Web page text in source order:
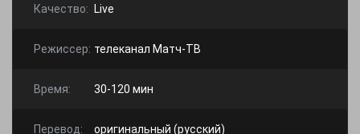
Качество: Live
Режиссер: телеканал Матч-ТВ
Время: 30-120 мин
Перевод: оригинальный (русский)